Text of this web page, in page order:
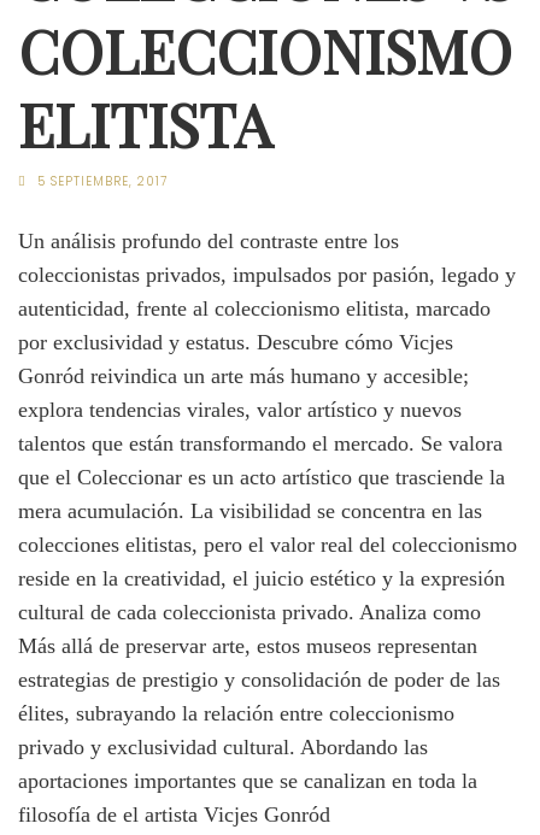
COLECCIONISMO
ELITISTA
5 SEPTIEMBRE, 2017
Un análisis profundo del contraste entre los
coleccionistas privados, impulsados por pasión, legado y
autenticidad, frente al coleccionismo elitista, marcado
por exclusividad y estatus. Descubre cómo Vicjes
Gonród reivindica un arte más humano y accesible;
explora tendencias virales, valor artístico y nuevos
talentos que están transformando el mercado. Se valora
que el Coleccionar es un acto artístico que trasciende la
mera acumulación. La visibilidad se concentra en las
colecciones elitistas, pero el valor real del coleccionismo
reside en la creatividad, el juicio estético y la expresión
cultural de cada coleccionista privado. Analiza como
Más allá de preservar arte, estos museos representan
estrategias de prestigio y consolidación de poder de las
élites, subrayando la relación entre coleccionismo
privado y exclusividad cultural. Abordando las
aportaciones importantes que se canalizan en toda la
filosofía de el artista Vicjes Gonród